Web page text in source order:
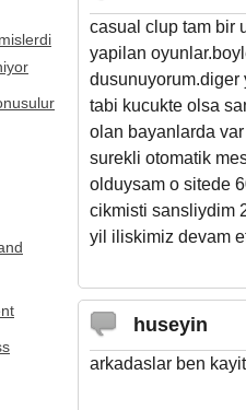
casual clup tam bir
yapilan
tabi kucukte olsa
olan bayanlarda
surekli otomatik
olduysam o sitede
cikmisti sansliydim
yil iliskimiz devam
huseyin
arkadaslar ben